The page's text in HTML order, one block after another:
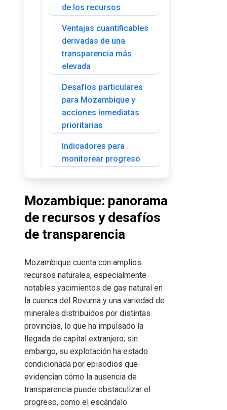
de los recursos
Ventajas cuantificables
derivadas de una
transparencia más
elevada
Desafíos particulares
para Mozambique y
acciones inmediatas
prioritarias
Indicadores para
monitorear progreso
Mozambique: panorama
de recursos y desafíos
de transparencia
Mozambique cuenta con amplios
recursos naturales, especialmente
notables yacimientos de gas natural en
la cuenca del Rovuma y una variedad de
minerales distribuidos por distintas
provincias, lo que ha impulsado la
llegada de capital extranjero; sin
embargo, su explotación ha estado
condicionada por episodios que
evidencian cómo la ausencia de
transparencia puede obstaculizar el
progreso, como el escándalo